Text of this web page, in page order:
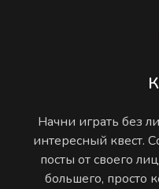
Начни играть без
интересный квест.
посты от своего
большего, просто